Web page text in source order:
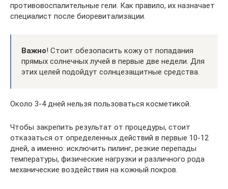
противовоспалительные гели. Как правило, их назначает
специалист после биоревитализации.
Важно! Стоит обезопасить кожу от попадания
прямых солнечных лучей в первые две недели. Для
этих целей подойдут солнцезащитные средства.
Около 3-4 дней нельзя пользоваться косметикой.
Чтобы закрепить результат от процедуры, стоит
отказаться от определенных действий в первые 10-12
дней, а именно: исключить пилинг, резкие перепады
температуры, физические нагрузки и различного рода
механические воздействия на кожный покров.